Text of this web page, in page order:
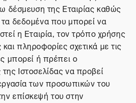
δέσμευση της Εταιρίας καθώς
δεδομένα που μπορεί να
η Εταιρία, τον τρόπο χρήσης
πληροφορίες σχετικά με τις
μπορεί ή πρέπει ο
Ιστοσελίδας να προβεί
των προσωπικών του
επίσκεψή του στην